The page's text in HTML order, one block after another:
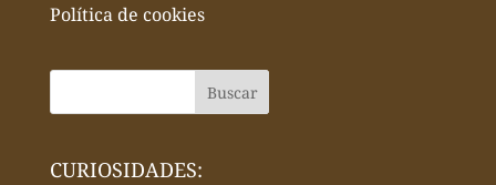
Política de cookies
CURIOSIDADES: